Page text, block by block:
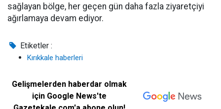
sağlayan bölge, her geçen gün daha fazla ziyaretçiyi
ağırlamaya devam ediyor.
Etiketler :
Kırıkkale haberleri
Gelişmelerden haberdar olmak
için Google News'te